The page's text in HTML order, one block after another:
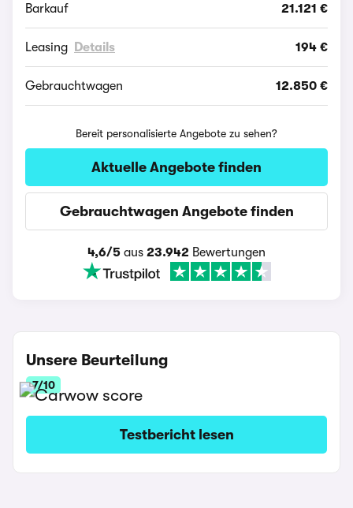
Barkauf 21.121 €
Leasing Details 194 €
Gebrauchtwagen 12.850 €
Bereit personalisierte Angebote zu sehen?
Aktuelle Angebote finden
Gebrauchtwagen Angebote finden
4,6/5 aus 23.942 Bewertungen
Unsere Beurteilung
7/10
Testbericht lesen